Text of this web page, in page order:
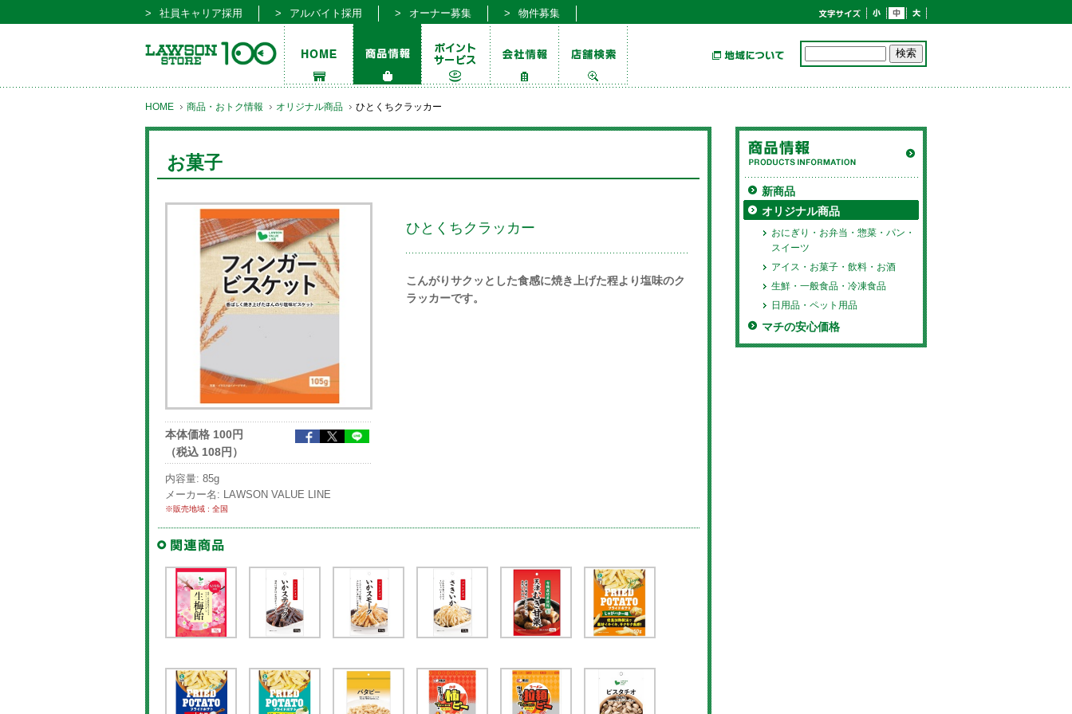
社員キャリア採用 アルバイト採用 オーナー募集 物件募集
HOME 商品・おトク情報 オリジナル商品 ひとくちクラッカー
お菓子
ひとくちクラッカー
こんがりサクッとした食感に焼き上げた程より塩味のク
ラッカーです。
本体価格 100円
（税込 108円）
内容量: 85g
メーカー名: LAWSON VALUE LINE
※販売地域 : 全国
新商品
オリジナル商品
おにぎり・お弁当・惣菜・パン・
スイーツ
アイス・お菓子・飲料・お酒
生鮮・一般食品・冷凍食品
日用品・ペット用品
マチの安心価格